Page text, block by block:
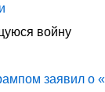
войну
заявил о